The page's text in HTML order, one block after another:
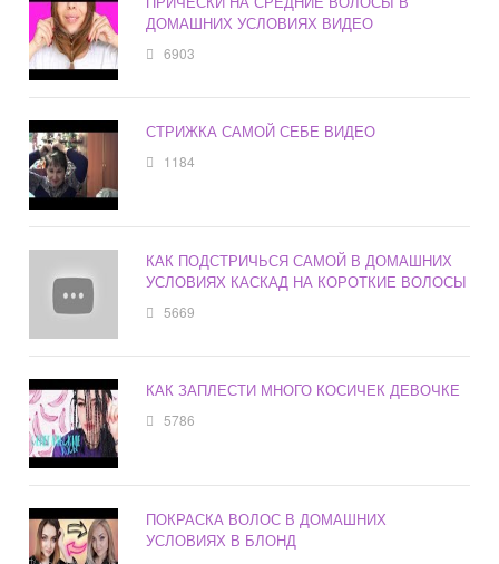
ДОМАШНИХ УСЛОВИЯХ ВИДЕО
6903
СТРИЖКА САМОЙ СЕБЕ ВИДЕО
1184
КАК ПОДСТРИЧЬСЯ САМОЙ В ДОМАШНИХ
УСЛОВИЯХ КАСКАД НА КОРОТКИЕ ВОЛОСЫ
5669
КАК ЗАПЛЕСТИ МНОГО КОСИЧЕК ДЕВОЧКЕ
5786
ПОКРАСКА ВОЛОС В ДОМАШНИХ
УСЛОВИЯХ В БЛОНД